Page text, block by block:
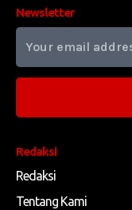
Redaksi
Redaksi
Tentang Kami
Newsletter